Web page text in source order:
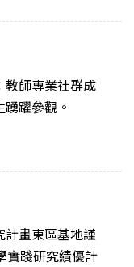
教師專業社群成
躍參觀。
計畫東區基地謹
實踐研究績優計